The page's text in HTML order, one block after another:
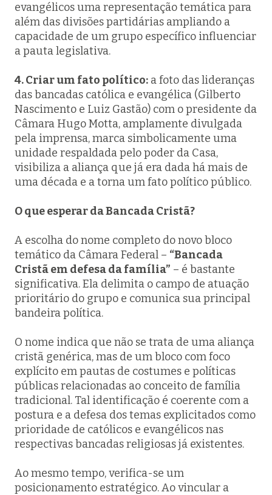
evangélicos uma representação temática para
além das divisões partidárias ampliando a
capacidade de um grupo específico influenciar
a pauta legislativa.
4. Criar um fato político: a foto das lideranças
das bancadas católica e evangélica (Gilberto
Nascimento e Luiz Gastão) com o presidente da
Câmara Hugo Motta, amplamente divulgada
pela imprensa, marca simbolicamente uma
unidade respaldada pelo poder da Casa,
visibiliza a aliança que já era dada há mais de
uma década e a torna um fato político público.
O que esperar da Bancada Cristã?
A escolha do nome completo do novo bloco
temático da Câmara Federal – “Bancada
Cristã em defesa da família” – é bastante
significativa. Ela delimita o campo de atuação
prioritário do grupo e comunica sua principal
bandeira política.
O nome indica que não se trata de uma aliança
cristã genérica, mas de um bloco com foco
explícito em pautas de costumes e políticas
públicas relacionadas ao conceito de família
tradicional. Tal identificação é coerente com a
postura e a defesa dos temas explicitados como
prioridade de católicos e evangélicos nas
respectivas bancadas religiosas já existentes.
Ao mesmo tempo, verifica-se um
posicionamento estratégico. Ao vincular a